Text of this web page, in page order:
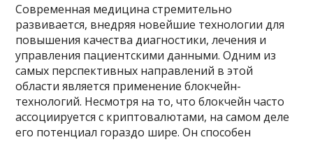
Современная медицина стремительно
развивается, внедряя новейшие технологии для
повышения качества диагностики, лечения и
управления пациентскими данными. Одним из
самых перспективных направлений в этой
области является применение блокчейн-
технологий. Несмотря на то, что блокчейн часто
ассоциируется с криптовалютами, на самом деле
его потенциал гораздо шире. Он способен